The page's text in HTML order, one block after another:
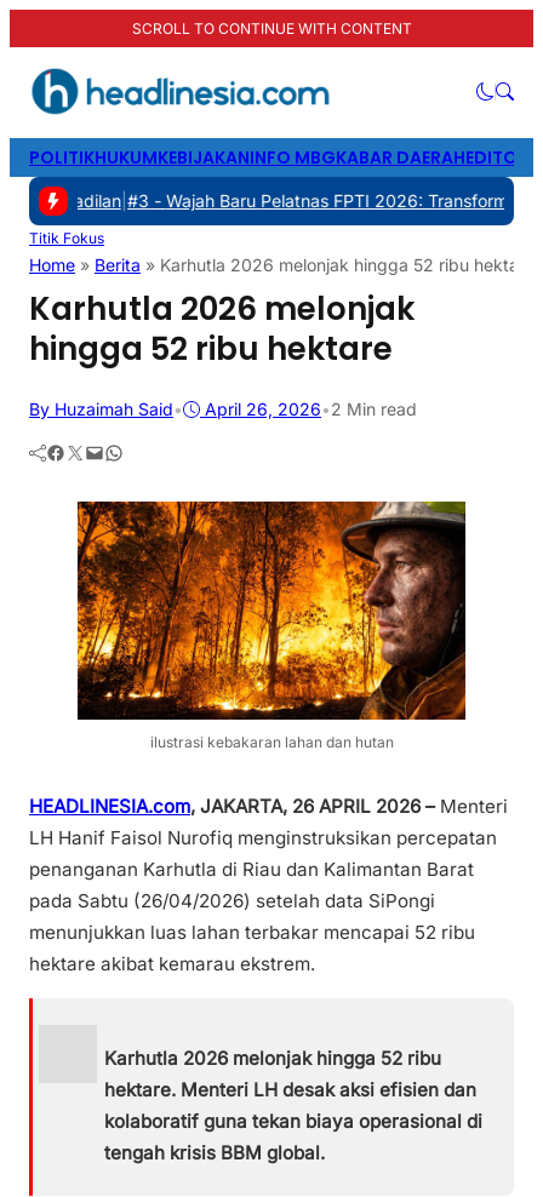
SCROLL TO CONTINUE WITH CONTENT
POLITIKHUKUMKEBIJAKANINFO MBGKABAR DAERAH
#3 - Wajah Baru Pelatnas FPTI 2026: Transformasi
Titik Fokus
Home » Berita » Karhutla 2026 melonjak hingga 52 ribu hektare
Karhutla 2026 melonjak
hingga 52 ribu hektare
By Huzaimah Said• April 26, 2026•2 Min read
Facebook Twitter Mail WhatsApp
ilustrasi kebakaran lahan dan hutan
HEADLINESIA.com, JAKARTA, 26 APRIL 2026 –Menteri
LH Hanif Faisol Nurofiq menginstruksikan percepatan
penanganan Karhutla di Riau dan Kalimantan Barat
pada Sabtu (26/04/2026) setelah data SiPongi
menunjukkan luas lahan terbakar mencapai 52 ribu
hektare akibat kemarau ekstrem.
Karhutla 2026 melonjak hingga 52 ribu
hektare. Menteri LH desak aksi efisien dan
kolaboratif guna tekan biaya operasional di
tengah krisis BBM global.